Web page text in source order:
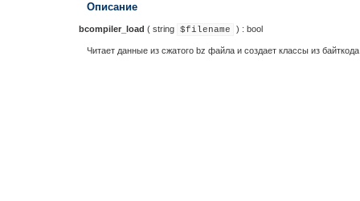
Описание
bcompiler_load ( string $filename ) : bool
Читает данные из сжатого bz файла и создает классы из